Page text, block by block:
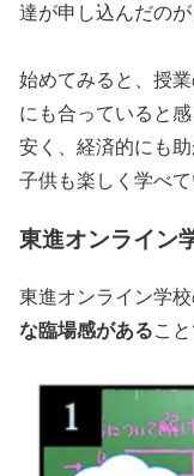
達が申し込んだのが
始めてみると、授
にも合っていると
安く、経済的にも助
子供も楽しく学べ
東進オンライン
東進オンライン学
な臨場感があること